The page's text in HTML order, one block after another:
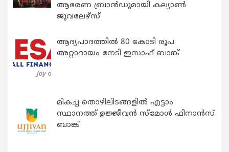
ആഭരണ ബ്രാന്‍ഡുമായി കല്യാണ്‍
ജുവലേഴ്‌സ്
ആദ്യപാദത്തിൽ 80 കോടി രൂപ
അറ്റാദായം നേടി ഇസാഫ് ബാങ്ക്
മികച്ച തൊഴിലിടങ്ങളിൽ എട്ടാം
സ്ഥാനത്ത് ഉജ്ജീവൻ സ്മോൾ ഫിനാൻസ്
ബാങ്ക്